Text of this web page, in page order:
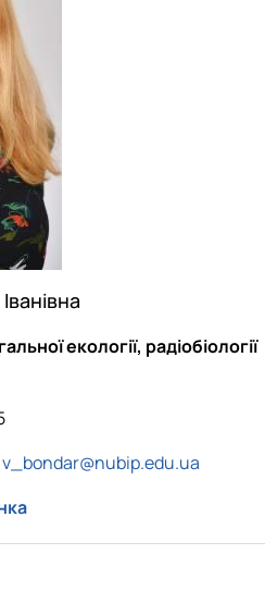
екології, радіобіології
v_bondar@nubip.edu.ua